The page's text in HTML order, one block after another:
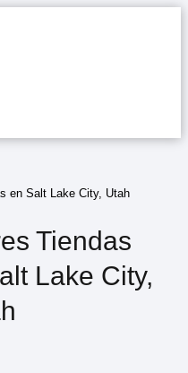
en Salt Lake City, Utah
Tiendas
Lake City,